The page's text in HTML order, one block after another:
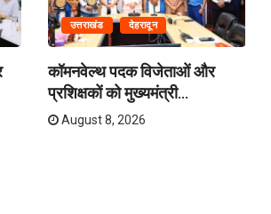
उत्तराखंड देहरादून
कॉमनवेल्थ पदक विजेताओं और
प्रशिक्षकों को मुख्यमंत्री...
August 8, 2026